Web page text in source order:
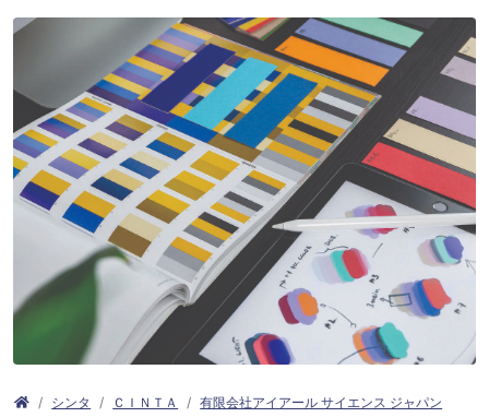
シンタ ＣＩＮＴＡ 有限会社アイアール サイエンス ジャパン